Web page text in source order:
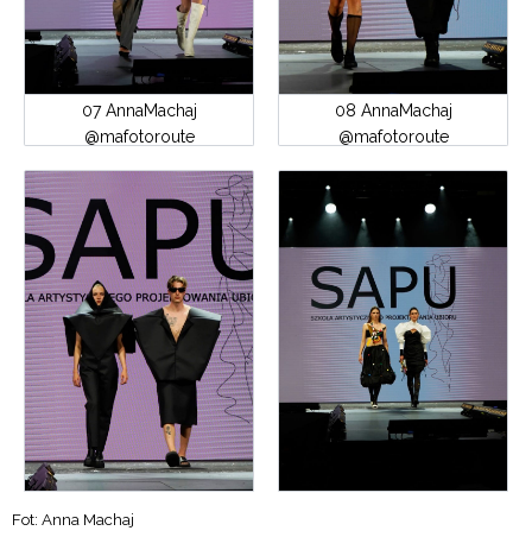
07 AnnaMachaj
@mafotoroute
08 AnnaMachaj
@mafotoroute
Fot: Anna Machaj